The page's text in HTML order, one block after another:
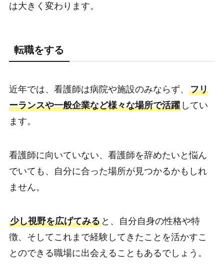
は大きく変わります。
転職をする
近年では、看護師は病院や施設のみならず、 フリ
ーランスや一般企業など様々な場所で活躍してい
ます。
看護師に向いていない、看護師を辞めたいと悩ん
でいても、自分に合った場所が見つかるかもしれ
ません。
少し視野を広げてみると、自分自身の性格や特
徴、そしてこれまで経験してきたことを活かすこ
とのできる職場に出会えることもあるでしょう。